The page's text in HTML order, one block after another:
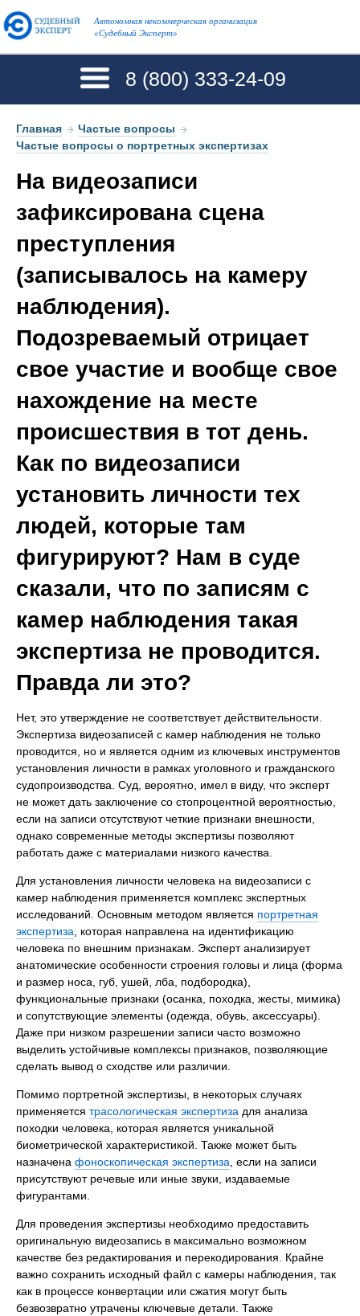
Автономная некоммерческая организация
«Судебный Эксперт»
8 (800) 333-24-09
Главная → Частые вопросы →
Частые вопросы о портретных экспертизах
На видеозаписи
зафиксирована сцена
преступления
(записывалось на камеру
наблюдения).
Подозреваемый отрицает
свое участие и вообще свое
нахождение на месте
происшествия в тот день.
Как по видеозаписи
установить личности тех
людей, которые там
фигурируют? Нам в суде
сказали, что по записям с
камер наблюдения такая
экспертиза не проводится.
Правда ли это?
Нет, это утверждение не соответствует действительности.
Экспертиза видеозаписей с камер наблюдения не только
проводится, но и является одним из ключевых инструментов
установления личности в рамках уголовного и гражданского
судопроизводства. Суд, вероятно, имел в виду, что эксперт
не может дать заключение со стопроцентной вероятностью,
если на записи отсутствуют четкие признаки внешности,
однако современные методы экспертизы позволяют
работать даже с материалами низкого качества.
Для установления личности человека на видеозаписи с
камер наблюдения применяется комплекс экспертных
исследований. Основным методом является портретная
экспертиза, которая направлена на идентификацию
человека по внешним признакам. Эксперт анализирует
анатомические особенности строения головы и лица (форма
и размер носа, губ, ушей, лба, подбородка),
функциональные признаки (осанка, походка, жесты, мимика)
и сопутствующие элементы (одежда, обувь, аксессуары).
Даже при низком разрешении записи часто возможно
выделить устойчивые комплексы признаков, позволяющие
сделать вывод о сходстве или различии.
Помимо портретной экспертизы, в некоторых случаях
применяется трасологическая экспертиза для анализа
походки человека, которая является уникальной
биометрической характеристикой. Также может быть
назначена фоноскопическая экспертиза, если на записи
присутствуют речевые или иные звуки, издаваемые
фигурантами.
Для проведения экспертизы необходимо предоставить
оригинальную видеозапись в максимально возможном
качестве без редактирования и перекодирования. Крайне
важно сохранить исходный файл с камеры наблюдения, так
как в процессе конвертации или сжатия могут быть
безвозвратно утрачены ключевые детали. Также